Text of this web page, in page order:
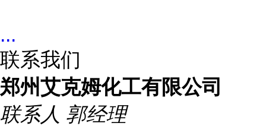
...
联系我们
郑州艾克姆化工有限公司
联系人 郭经理